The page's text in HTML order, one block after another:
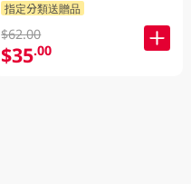
指定分類送贈品
$62.00
$35.00